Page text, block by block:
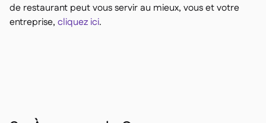
de restaurant peut vous servir au mieux, vous et votre
entreprise, cliquez ici.